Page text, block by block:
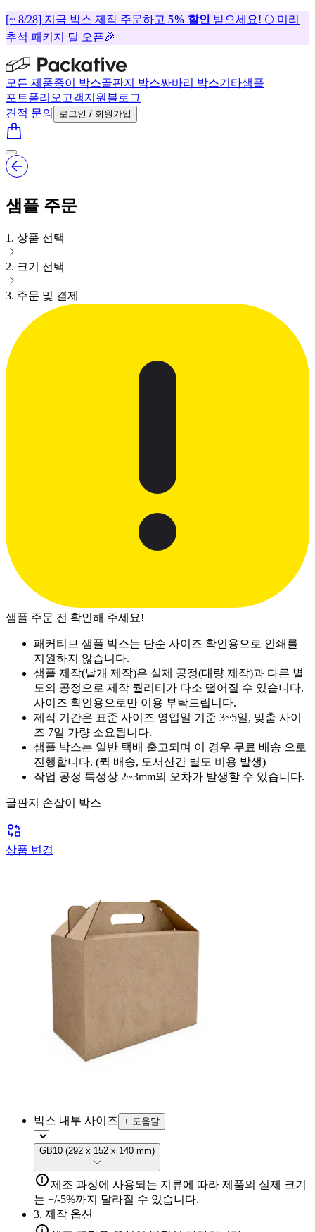
[~ 8/28] 지금 박스 제작 주문하고 5% 할인 받으세요! 🌕 미리
추석 패키지 딜 오픈🎉
모든 제품종이 박스골판지 박스싸바리 박스기타샘플
포트폴리오 고객지원 블로그
견적 문의
로그인 / 회원가입
샘플 주문
1 . 상품 선택
2. 크기 선택
3. 주문 및 결제
샘플 주문 전 확인해 주세요!
패커티브 샘플 박스는 단순 사이즈 확인용으로 인쇄를
지원하지 않습니다.
샘플 제작(낱개 제작)은 실제 공정(대량 제작)과 다른 별
도의 공정으로 제작 퀄리티가 다소 떨어질 수 있습니다.
사이즈 확인용으로만 이용 부탁드립니다.
제작 기간은 표준 사이즈 영업일 기준 3~5일, 맞춤 사이
즈 7일 가량 소요됩니다.
샘플 박스는 일반 택배 출고되며 이 경우 무료 배송 으로
진행합니다. (퀵 배송, 도서산간 별도 비용 발생)
작업 공정 특성상 2~3mm의 오차가 발생할 수 있습니다.
골판지 손잡이 박스
상품 변경
박스 내부 사이즈 + 도움말
GB10 (292 x 152 x 140 mm)
제조 과정에 사용되는 지류에 따라 제품의 실제 크기
는 +/-5%까지 달라질 수 있습니다.
3. 제작 옵션